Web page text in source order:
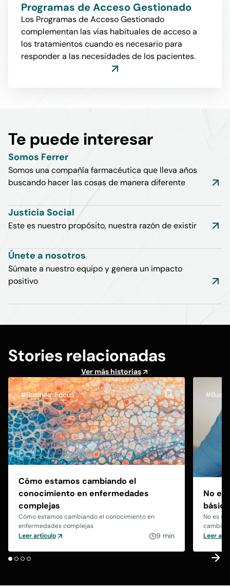
Programas de Acceso Gestionado
Los Programas de Acceso Gestionado
complementan las vías habituales de acceso a
los tratamientos cuando es necesario para
responder a las necesidades de los pacientes.
Te puede interesar
Somos Ferrer
Somos una compañía farmacéutica que lleva años
buscando hacer las cosas de manera diferente
Justicia Social
Este es nuestro propósito, nuestra razón de existir
Únete a nosotros
Súmate a nuestro equipo y genera un impacto
positivo
Stories relacionadas
Ver más historias
#BusinessFocus
Cómo estamos cambiando el
conocimiento en enfermedades
complejas
Cómo estamos cambiando el conocimiento en
enfermedades complejas
Leer artículo
9 min
No es
No es
Leer